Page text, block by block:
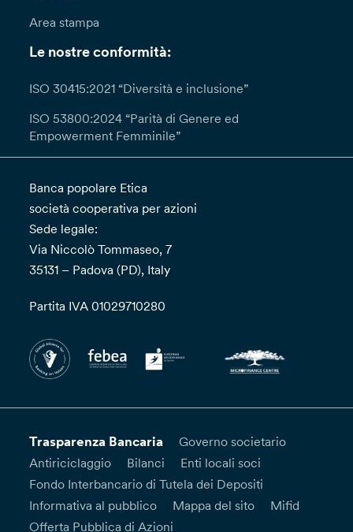
Area stampa
Le nostre conformità:
ISO 30415:2021 “Diversità e inclusione”
ISO 53800:2024 “Parità di Genere ed
Empowerment Femminile”
Banca popolare Etica
società cooperativa per azioni
Sede legale:
Via Niccolò Tommaseo, 7
35131 – Padova (PD), Italy
Partita IVA 01029710280
Trasparenza Bancaria
Governo societario
Antiriciclaggio
Bilanci
Enti locali soci
Fondo Interbancario di Tutela dei Depositi
Informativa al pubblico
Mappa del sito
Mifid
Offerta Pubblica di Azioni